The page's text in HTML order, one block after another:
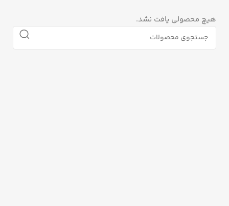
هیچ محصولی یافت نشد.